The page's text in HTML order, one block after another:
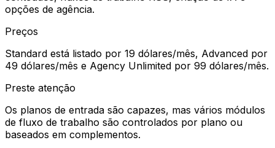
opções de agência.
Preços
Standard está listado por 19 dólares/mês, Advanced por
49 dólares/mês e Agency Unlimited por 99 dólares/mês.
Preste atenção
Os planos de entrada são capazes, mas vários módulos
de fluxo de trabalho são controlados por plano ou
baseados em complementos.